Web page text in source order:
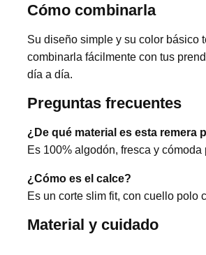
Cómo combinarla
Su diseño simple y su color básico
combinarla fácilmente con tus
día a día.
Preguntas frecuentes
¿De qué material es esta remera
Es 100% algodón, fresca y cómoda
¿Cómo es el calce?
Es un corte slim fit, con cuello polo
Material y cuidado